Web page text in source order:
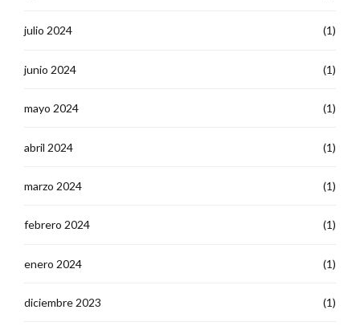
julio 2024 (1)
junio 2024 (1)
mayo 2024 (1)
abril 2024 (1)
marzo 2024 (1)
febrero 2024 (1)
enero 2024 (1)
diciembre 2023 (1)